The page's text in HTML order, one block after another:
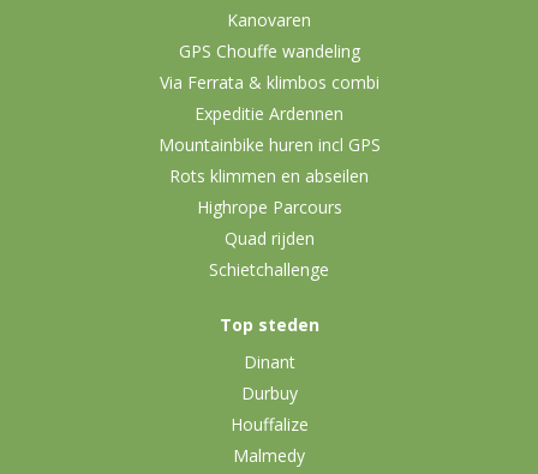
Kanovaren
GPS Chouffe wandeling
Via Ferrata & klimbos combi
Expeditie Ardennen
Mountainbike huren incl GPS
Rots klimmen en abseilen
Highrope Parcours
Quad rijden
Schietchallenge
Top steden
Dinant
Durbuy
Houffalize
Malmedy